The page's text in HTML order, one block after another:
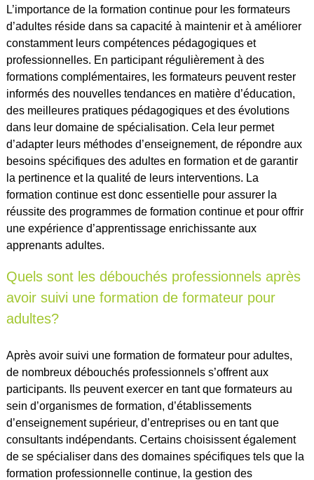
L’importance de la formation continue pour les formateurs
d’adultes réside dans sa capacité à maintenir et à améliorer
constamment leurs compétences pédagogiques et
professionnelles. En participant régulièrement à des
formations complémentaires, les formateurs peuvent rester
informés des nouvelles tendances en matière d’éducation,
des meilleures pratiques pédagogiques et des évolutions
dans leur domaine de spécialisation. Cela leur permet
d’adapter leurs méthodes d’enseignement, de répondre aux
besoins spécifiques des adultes en formation et de garantir
la pertinence et la qualité de leurs interventions. La
formation continue est donc essentielle pour assurer la
réussite des programmes de formation continue et pour offrir
une expérience d’apprentissage enrichissante aux
apprenants adultes.
Quels sont les débouchés professionnels après
avoir suivi une formation de formateur pour
adultes?
Après avoir suivi une formation de formateur pour adultes,
de nombreux débouchés professionnels s’offrent aux
participants. Ils peuvent exercer en tant que formateurs au
sein d’organismes de formation, d’établissements
d’enseignement supérieur, d’entreprises ou en tant que
consultants indépendants. Certains choisissent également
de se spécialiser dans des domaines spécifiques tels que la
formation professionnelle continue, la gestion des